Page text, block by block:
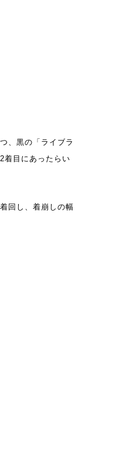
、黒の「ライブラ
着目にあったらい
回し、着崩しの幅